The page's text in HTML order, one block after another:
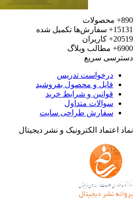
محصولات
سفارش‌ها تکمیل شده
کاربران
مطالب وبلاگ
سریع
درخواست تدریس
فایل و محصول بفروشید
قوانین و شرایط خرید
سوالات متداول
سفارش طراحی سایت
اعتماد الکترونیک و نشر دیجیتال